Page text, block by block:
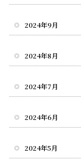
2024年9月
2024年8月
2024年7月
2024年6月
2024年5月